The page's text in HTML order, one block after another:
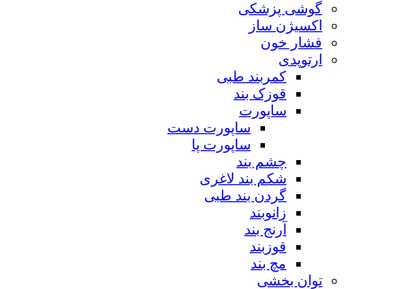
گوشی پزشکی
اکسیژن ساز
فشار خون
ارتوپدی
کمربند طبی
قوزک بند
ساپورت
ساپورت دست
ساپورت پا
چشم بند
شکم بند لاغری
گردن بند طبی
زانوبند
آرنج بند
قوزبند
مچ بند
توان بخشی